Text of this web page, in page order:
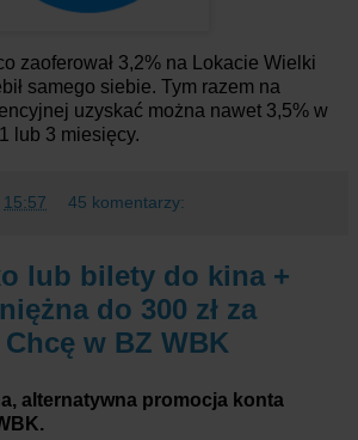
zaoferował 3,2% na Lokacie Wielki
samego siebie. Tym razem na
uzyskać można nawet 3,5% w
lub 3 miesięcy.
15:57 45 komentarzy:
lub bilety do kina +
do 300 zł za
w BZ WBK
alternatywna promocja konta